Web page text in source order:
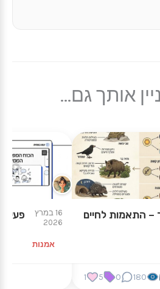
אותך גם...
– התאמות לחיים
180
0
5
1
16 במרץ
2026
אמנות